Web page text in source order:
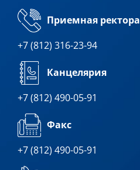
Приемная ректора
+7 (812) 316-23-94
Канцелярия
+7 (812) 490-05-91
Факс
+7 (812) 490-05-91